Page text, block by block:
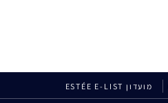
מועדון ESTÉE E-LIST